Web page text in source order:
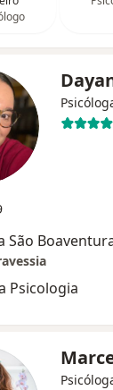
São
Psicologia